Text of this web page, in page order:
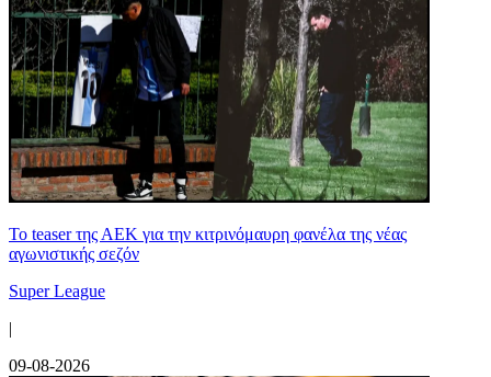
Το teaser της ΑΕΚ για την κιτρινόμαυρη φανέλα της νέας
αγωνιστικής σεζόν
Super League
|
09-08-2026